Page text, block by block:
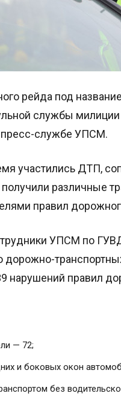
рейда под
службы
службе УПСМ.
участились ДТП,
различные
правил
УПСМ по
нарушений правил
— 72;
и боковых окон
без